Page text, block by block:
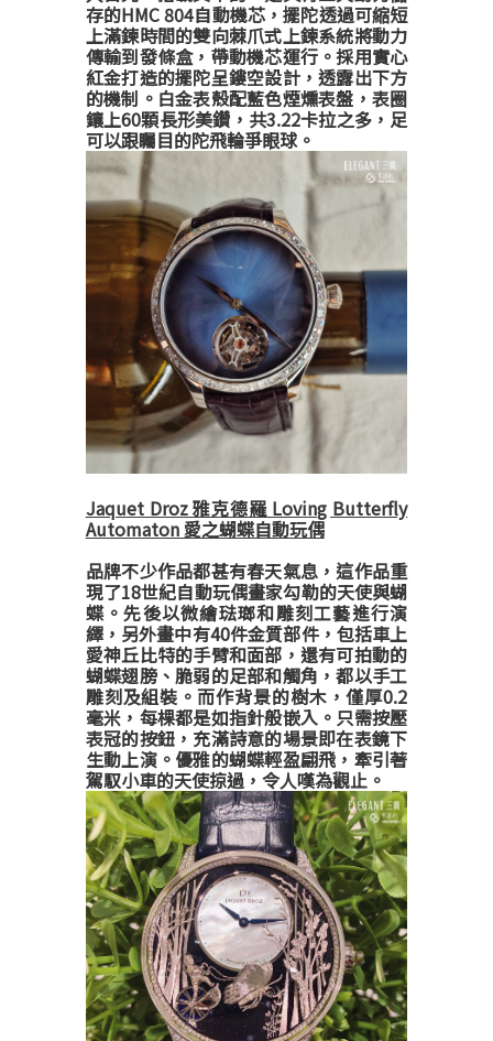
存的HMC 804自動機芯，擺陀透過可縮短
上滿鍊時間的雙向棘爪式上鍊系統將動力
傳輸到發條盒，帶動機芯運行。採用實心
紅金打造的擺陀呈鏤空設計，透露出下方
的機制。白金表殼配藍色煙燻表盤，表圈
鑲上60顆長形美鑽，共3.22卡拉之多，足
可以跟矚目的陀飛輪爭眼球。
Jaquet Droz 雅克德羅 Loving Butterfly
Automaton 愛之蝴蝶自動玩偶
品牌不少作品都甚有春天氣息，這作品重
現了18世紀自動玩偶畫家勾勒的天使與蝴
蝶。先後以微繪琺瑯和雕刻工藝進行演
繹，另外畫中有40件金質部件，包括車上
愛神丘比特的手臂和面部，還有可拍動的
蝴蝶翅膀、脆弱的足部和觸角，都以手工
雕刻及組裝。而作背景的樹木，僅厚0.2
毫米，每棵都是如指針般嵌入。只需按壓
表冠的按鈕，充滿詩意的場景即在表鏡下
生動上演。優雅的蝴蝶輕盈翩飛，牽引著
駕馭小車的天使掠過，令人嘆為觀止。